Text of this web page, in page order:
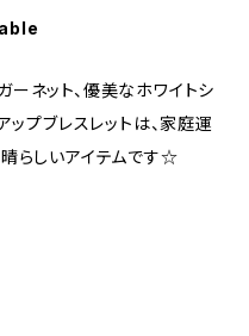
ネット、優美なホワイトシ
プブレスレットは、家庭運
らしいアイテムです☆